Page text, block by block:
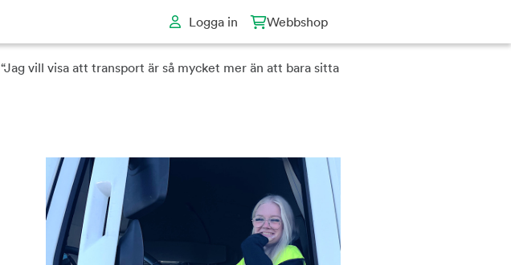
Logga in Webbshop
“Jag vill visa att transport är så mycket mer än att bara sitta